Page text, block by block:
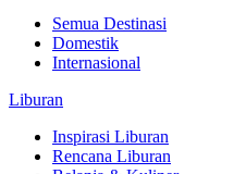
Semua Destinasi
Domestik
Internasional
Liburan
Inspirasi Liburan
Rencana Liburan